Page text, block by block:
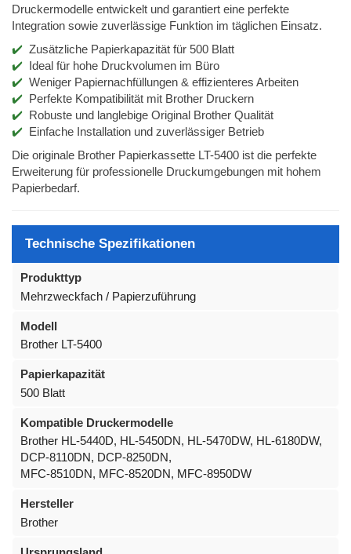
Druckermodelle entwickelt und garantiert eine perfekte
Integration sowie zuverlässige Funktion im täglichen Einsatz.
Zusätzliche Papierkapazität für 500 Blatt
Ideal für hohe Druckvolumen im Büro
Weniger Papiernachfüllungen & effizienteres Arbeiten
Perfekte Kompatibilität mit Brother Druckern
Robuste und langlebige Original Brother Qualität
Einfache Installation und zuverlässiger Betrieb
Die originale Brother Papierkassette LT-5400 ist die perfekte
Erweiterung für professionelle Druckumgebungen mit hohem
Papierbedarf.
Technische Spezifikationen
Produkttyp
Mehrzweckfach / Papierzuführung
Modell
Brother LT-5400
Papierkapazität
500 Blatt
Kompatible Druckermodelle
Brother HL-5440D, HL-5450DN, HL-5470DW, HL-6180DW,
DCP-8110DN, DCP-8250DN,
MFC-8510DN, MFC-8520DN, MFC-8950DW
Hersteller
Brother